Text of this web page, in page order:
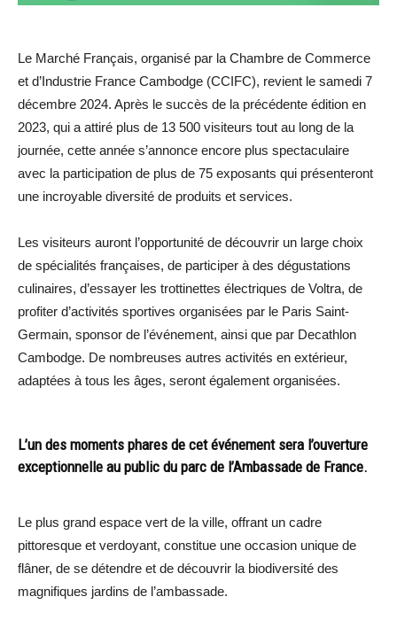
Le Marché Français, organisé par la Chambre de Commerce
et d’Industrie France Cambodge (CCIFC), revient le samedi 7
décembre 2024. Après le succès de la précédente édition en
2023, qui a attiré plus de 13 500 visiteurs tout au long de la
journée, cette année s’annonce encore plus spectaculaire
avec la participation de plus de 75 exposants qui présenteront
une incroyable diversité de produits et services.
Les visiteurs auront l’opportunité de découvrir un large choix
de spécialités françaises, de participer à des dégustations
culinaires, d’essayer les trottinettes électriques de Voltra, de
profiter d’activités sportives organisées par le Paris Saint-
Germain, sponsor de l’événement, ainsi que par Decathlon
Cambodge. De nombreuses autres activités en extérieur,
adaptées à tous les âges, seront également organisées.
L’un des moments phares de cet événement sera l’ouverture
exceptionnelle au public du parc de l’Ambassade de France.
Le plus grand espace vert de la ville, offrant un cadre
pittoresque et verdoyant, constitue une occasion unique de
flâner, de se détendre et de découvrir la biodiversité des
magnifiques jardins de l’ambassade.